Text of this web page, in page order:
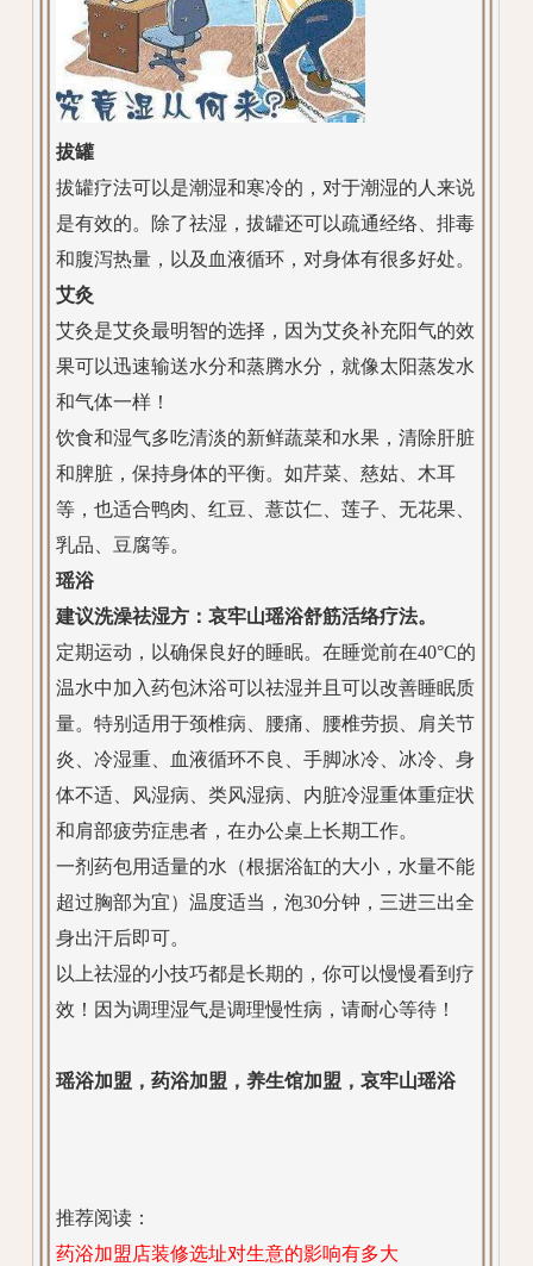
拔罐
拔罐疗法可以是潮湿和寒冷的，对于潮湿的人来说
是有效的。除了祛湿，拔罐还可以疏通经络、排毒
和腹泻热量，以及血液循环，对身体有很多好处。
艾灸
艾灸是艾灸最明智的选择，因为艾灸补充阳气的效
果可以迅速输送水分和蒸腾水分，就像太阳蒸发水
和气体一样！
饮食和湿气多吃清淡的新鲜蔬菜和水果，清除肝脏
和脾脏，保持身体的平衡。如芹菜、慈姑、木耳
等，也适合鸭肉、红豆、薏苡仁、莲子、无花果、
乳品、豆腐等。
瑶浴
建议洗澡祛湿方：哀牢山瑶浴舒筋活络疗法。
定期运动，以确保良好的睡眠。在睡觉前在40°C的
温水中加入药包沐浴可以祛湿并且可以改善睡眠质
量。特别适用于颈椎病、腰痛、腰椎劳损、肩关节
炎、冷湿重、血液循环不良、手脚冰冷、冰冷、身
体不适、风湿病、类风湿病、内脏冷湿重体重症状
和肩部疲劳症患者，在办公桌上长期工作。
一剂药包用适量的水（根据浴缸的大小，水量不能
超过胸部为宜）温度适当，泡30分钟，三进三出全
身出汗后即可。
以上祛湿的小技巧都是长期的，你可以慢慢看到疗
效！因为调理湿气是调理慢性病，请耐心等待！
瑶浴加盟，药浴加盟，养生馆加盟，哀牢山瑶浴
推荐阅读：
药浴加盟店装修选址对生意的影响有多大